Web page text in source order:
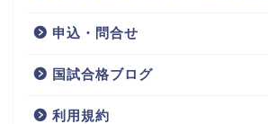
申込・問合せ
国試合格ブログ
利用規約